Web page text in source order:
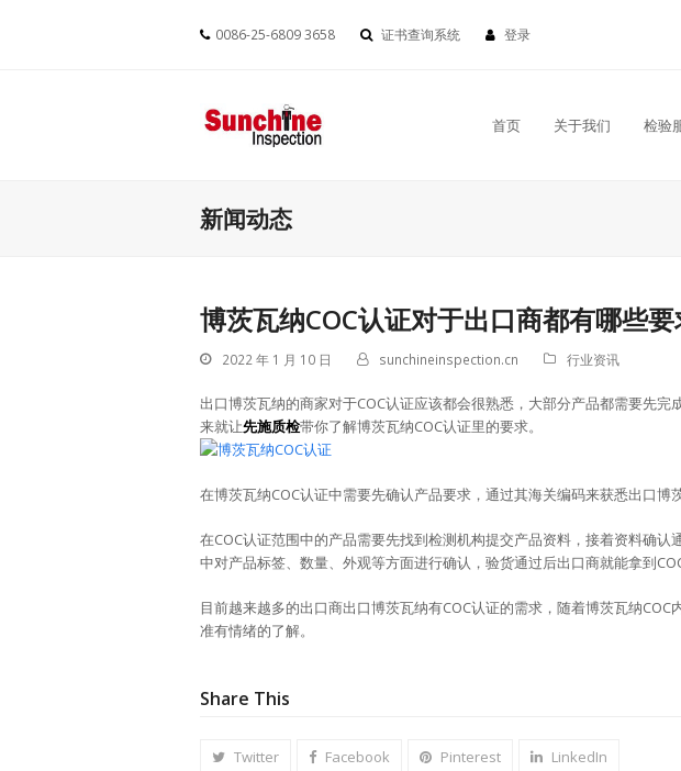
0086-25-6809 3658 证书查询系统 登录
首页 关于我们 检验
新闻动态
博茨瓦纳COC认证对于出口商都有哪些要
2022 年 1 月 10 日 sunchineinspection.cn 行业资讯
出口博茨瓦纳的商家对于COC认证应该都会很熟悉，大部分产品都需要先完
来就让先施质检带你了解博茨瓦纳COC认证里的要求。
在博茨瓦纳COC认证中需要先确认产品要求，通过其海关编码来获悉出口博
在COC认证范围中的产品需要先找到检测机构提交产品资料，接着资料确
中对产品标签、数量、外观等方面进行确认，验货通过后出口商就能拿到COC
目前越来越多的出口商出口博茨瓦纳有COC认证的需求，随着博茨瓦纳
准有情绪的了解。
Share This
Twitter Facebook Pinterest LinkedIn